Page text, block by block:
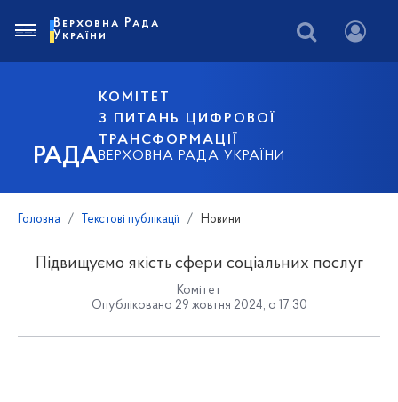
РАДА
КОМІТЕТ
З ПИТАНЬ ЦИФРОВОЇ
ТРАНСФОРМАЦІЇ
ВЕРХОВНА РАДА УКРАЇНИ
Верховна Рада
України
Головна Текстові публікації Новини
Підвищуємо якість сфери соціальних послуг
Комітет
Опубліковано 29 жовтня 2024, о 17:30